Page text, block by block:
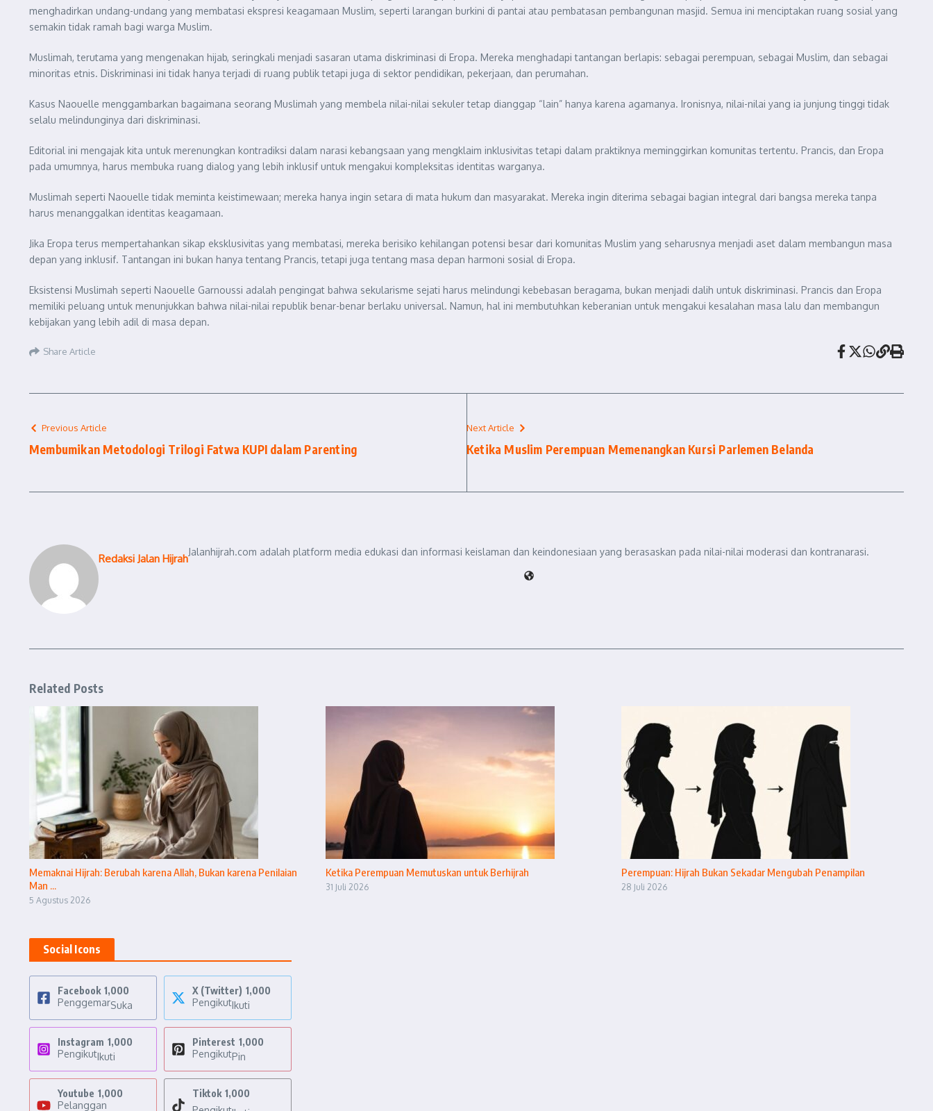
menghadirkan undang-undang yang membatasi ekspresi keagamaan Muslim, seperti larangan burkini di pantai atau pembatasan pembangunan masjid. Semua ini menciptakan ruang sosial yang
semakin tidak ramah bagi warga Muslim.
Muslimah, terutama yang mengenakan hijab, seringkali menjadi sasaran utama diskriminasi di Eropa. Mereka menghadapi tantangan berlapis: sebagai perempuan, sebagai Muslim, dan sebagai
minoritas etnis. Diskriminasi ini tidak hanya terjadi di ruang publik tetapi juga di sektor pendidikan, pekerjaan, dan perumahan.
Kasus Naouelle menggambarkan bagaimana seorang Muslimah yang membela nilai-nilai sekuler tetap dianggap “lain” hanya karena agamanya. Ironisnya, nilai-nilai yang ia junjung tinggi tidak
selalu melindunginya dari diskriminasi.
Editorial ini mengajak kita untuk merenungkan kontradiksi dalam narasi kebangsaan yang mengklaim inklusivitas tetapi dalam praktiknya meminggirkan komunitas tertentu. Prancis, dan Eropa
pada umumnya, harus membuka ruang dialog yang lebih inklusif untuk mengakui kompleksitas identitas warganya.
Muslimah seperti Naouelle tidak meminta keistimewaan; mereka hanya ingin setara di mata hukum dan masyarakat. Mereka ingin diterima sebagai bagian integral dari bangsa mereka tanpa
harus menanggalkan identitas keagamaan.
Jika Eropa terus mempertahankan sikap eksklusivitas yang membatasi, mereka berisiko kehilangan potensi besar dari komunitas Muslim yang seharusnya menjadi aset dalam membangun masa
depan yang inklusif. Tantangan ini bukan hanya tentang Prancis, tetapi juga tentang masa depan harmoni sosial di Eropa.
Eksistensi Muslimah seperti Naouelle Garnoussi adalah pengingat bahwa sekularisme sejati harus melindungi kebebasan beragama, bukan menjadi dalih untuk diskriminasi. Prancis dan Eropa
memiliki peluang untuk menunjukkan bahwa nilai-nilai republik benar-benar berlaku universal. Namun, hal ini membutuhkan keberanian untuk mengakui kesalahan masa lalu dan membangun
kebijakan yang lebih adil di masa depan.
Share Article
Previous Article
Membumikan Metodologi Trilogi Fatwa KUPI dalam Parenting
Next Article
Ketika Muslim Perempuan Memenangkan Kursi Parlemen Belanda
Redaksi Jalan Hijrah
Jalanhijrah.com adalah platform media edukasi dan informasi keislaman dan keindonesiaan yang berasaskan pada nilai-nilai moderasi dan kontranarasi.
Related Posts
Memaknai Hijrah: Berubah karena Allah, Bukan karena Penilaian
Man ...
5 Agustus 2026
Ketika Perempuan Memutuskan untuk Berhijrah
31 Juli 2026
Perempuan: Hijrah Bukan Sekadar Mengubah Penampilan
28 Juli 2026
Social Icons
Facebook 1,000
PenggemarSuka
X (Twitter) 1,000
PengikutIkuti
Instagram 1,000
PengikutIkuti
Pinterest 1,000
PengikutPin
Youtube 1,000
Pelanggan
Tiktok 1,000